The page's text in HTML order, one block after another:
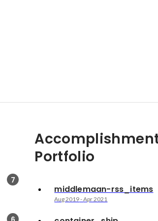
7
Portfolio
middlemaan-rss_items
Aug 2019-Apr 2021